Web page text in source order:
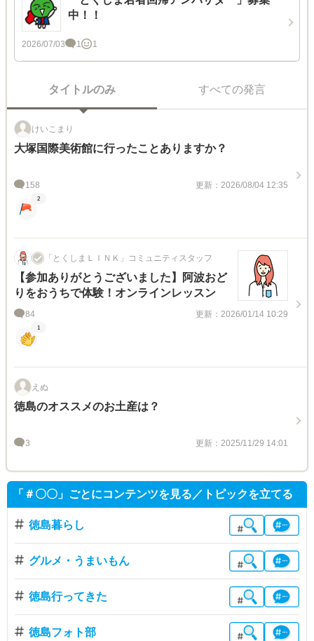
中！！
2026/07/03 1 1
タイトルのみ すべての発言
けいこまり
大塚国際美術館に行ったことありますか？
158 更新：2026/08/04 12:35
2
「とくしまＬＩＮＫ」コミュニティスタッフ
【参加ありがとうございました】阿波おど
りをおうちで体験！オンラインレッスン
84 更新：2026/01/14 10:29
1
えぬ
徳島のオススメのお土産は？
3 更新：2025/11/29 14:01
「＃〇〇」ごとにコンテンツを見る／トピックを立てる
徳島暮らし
グルメ・うまいもん
徳島行ってきた
徳島フォト部